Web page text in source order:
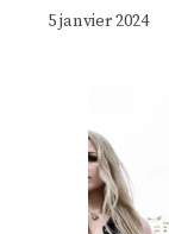
5 janvier 2024